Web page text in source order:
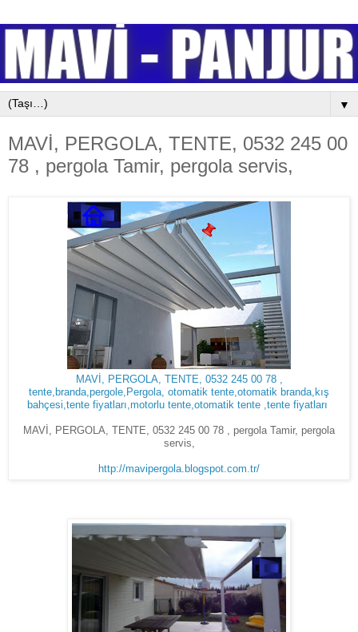
▼
MAVİ, PERGOLA, TENTE, 0532 245 00
78 , pergola Tamir, pergola servis,
MAVİ, PERGOLA, TENTE, 0532 245 00 78 ,
tente,branda,pergole,Pergola, otomatik tente,otomatik branda,kış
bahçesi,tente fiyatları,motorlu tente,otomatik tente ,tente fiyatları
MAVİ, PERGOLA, TENTE, 0532 245 00 78 , pergola Tamir, pergola
servis,
http://mavipergola.blogspot.com.tr/